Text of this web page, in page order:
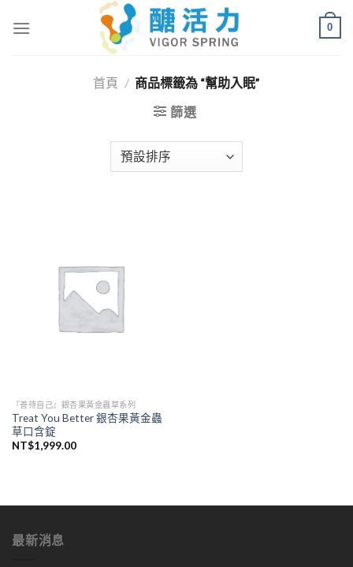
0
首頁 / 商品標籤為 “幫助入眠”
篩選
『善待自己』銀杏果黃金蟲草系列
Treat You Better 銀杏果黃金蟲
草口含錠
NT$1,999.00
最新消息